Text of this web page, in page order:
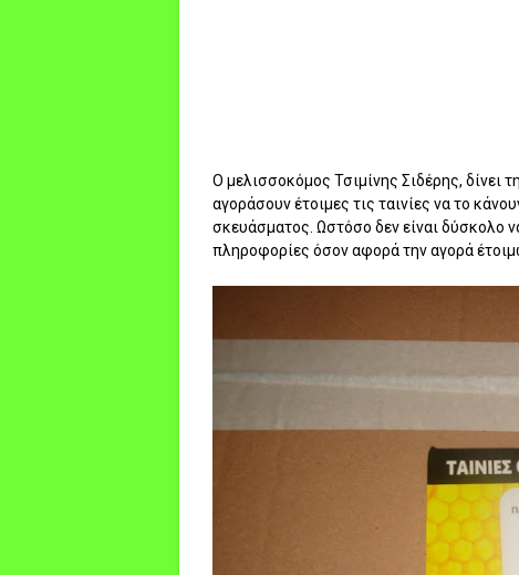
Ο μελισσοκόμος Τσιμίνης Σιδέρης, δίνει
αγοράσουν έτοιμες τις ταινίες να το
σκευάσματος. Ωστόσο δεν είναι δύσκολο
πληροφορίες όσον αφορά την αγορά